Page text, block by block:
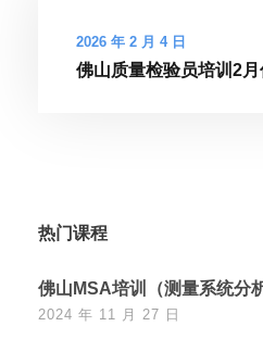
2026 年 2 月 4 日
佛山质量检验员培训2
热门课程
佛山MSA培训（测量系统分
2024 年 11 月 27 日